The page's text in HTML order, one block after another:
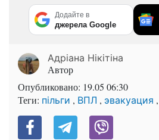
Додайте в
джерела Google
Адріана Нікітіна
Автор
Опубликовано: 19.05 06:30
Теги: пільги , ВПЛ , эвакуация ,